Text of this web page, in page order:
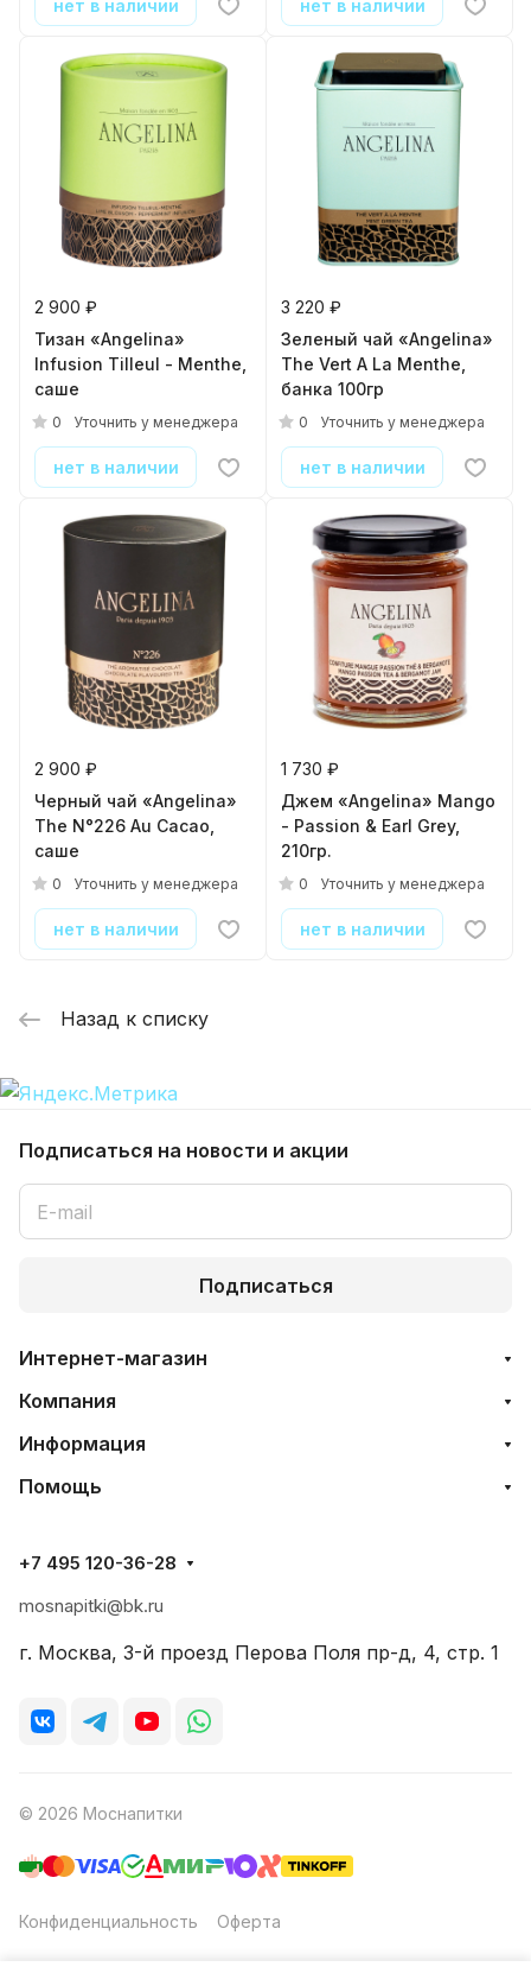
нет в наличии нет в наличии
2 900 ₽
Тизан «Angelina»
Infusion Tilleul - Menthe,
саше
0 Уточнить у менеджера
нет в наличии
3 220 ₽
Зеленый чай «Angelina»
The Vert A La Menthe,
банка 100гр
0 Уточнить у менеджера
нет в наличии
2 900 ₽
Черный чай «Angelina»
The N°226 Au Cacao,
саше
0 Уточнить у менеджера
нет в наличии
1 730 ₽
Джем «Angelina» Mango
- Passion & Earl Grey,
210гр.
0 Уточнить у менеджера
нет в наличии
Назад к списку
Подписаться на новости и акции
Подписаться
Интернет-магазин
Компания
Информация
Помощь
+7 495 120-36-28
mosnapitki@bk.ru
г. Москва, 3-й проезд Перова Поля пр-д, 4, стр. 1
© 2026 Моснапитки
Конфиденциальность Оферта